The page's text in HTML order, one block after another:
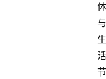
体
与
生
活
节